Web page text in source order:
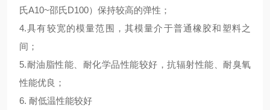
氏A10~邵氏D100）保持较高的弹性；
4.具有较宽的模量范围，其模量介于普通橡胶和塑料之
间；
5.耐油脂性能、耐化学品性能较好，抗辐射性能、耐臭氧
性能优良；
6. 耐低温性能较好